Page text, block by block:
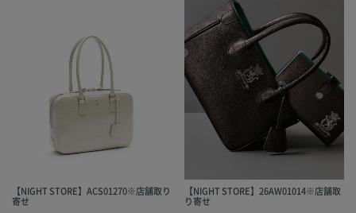
【NIGHT STORE】ACS01270※店舗取り
寄せ
【NIGHT STORE】26AW01014※店舗取
り寄せ